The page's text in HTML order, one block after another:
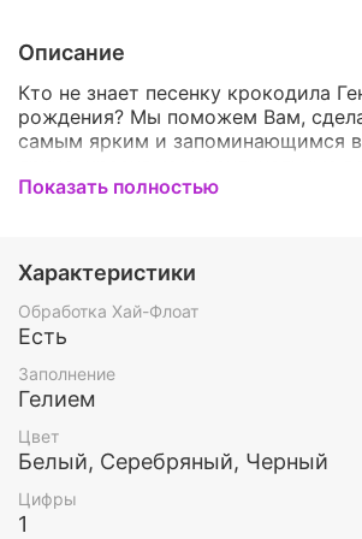
Описание
Кто не знает песенку крокодила
рождения? Мы поможем Вам,
самым ярким и запоминающимся
для незабываемого праздника! Вы
а по вашему желанию мы можем
или количество воздушных шаров
гарантируем, что наши букеты и
понравятся абсолютно всем! Шары
приятные воспоминания!
Все шары наполнены гелием.
Эти и любые другие воздушные
заказать у нас. Так же у нас есть
Москве и МО.
Показать полностью
Характеристики
Обработка Хай-Флоат
Есть
Заполнение
Гелием
Цвет
Белый, Серебряный, Черный
Цифры
1